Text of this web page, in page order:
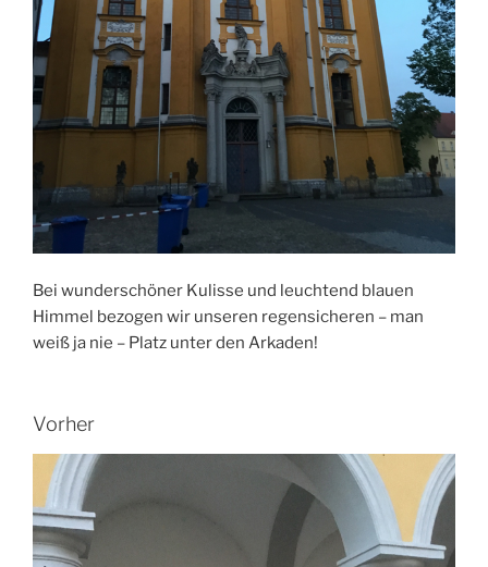
Bei wunderschöner Kulisse und leuchtend blauen
Himmel bezogen wir unseren regensicheren – man
weiß ja nie – Platz unter den Arkaden!
Vorher